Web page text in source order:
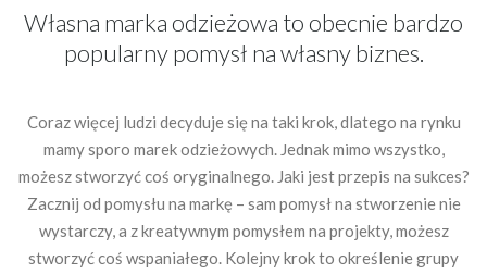
Własna marka odzieżowa to obecnie bardzo
popularny pomysł na własny biznes.
Coraz więcej ludzi decyduje się na taki krok, dlatego na rynku
mamy sporo marek odzieżowych. Jednak mimo wszystko,
możesz stworzyć coś oryginalnego. Jaki jest przepis na sukces?
Zacznij od pomysłu na markę – sam pomysł na stworzenie nie
wystarczy, a z kreatywnym pomysłem na projekty, możesz
stworzyć coś wspaniałego. Kolejny krok to określenie grupy